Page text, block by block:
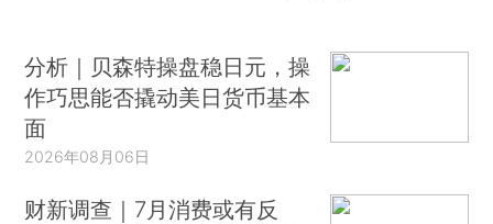
分析｜贝森特操盘稳日元，操
作巧思能否撬动美日货币基本
面
2026年08月06日
财新调查｜7月消费或有反